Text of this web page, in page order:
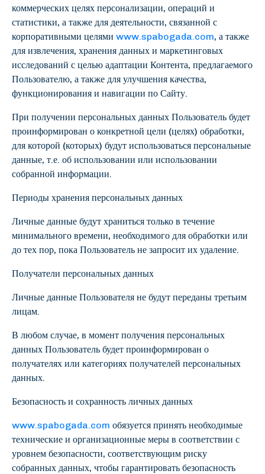
коммерческих целях персонализации, операций и
статистики, а также для деятельности, связанной с
корпоративными целями www.spabogada.com, а также
для извлечения, хранения данных и маркетинговых
исследований с целью адаптации Контента, предлагаемого
Пользователю, а также для улучшения качества,
функционирования и навигации по Сайту.
При получении персональных данных Пользователь будет
проинформирован о конкретной цели (целях) обработки,
для которой (которых) будут использоваться персональные
данные, т.е. об использовании или использовании
собранной информации.
Периоды хранения персональных данных
Личные данные будут храниться только в течение
минимального времени, необходимого для обработки или
до тех пор, пока Пользователь не запросит их удаление.
Получатели персональных данных
Личные данные Пользователя не будут переданы третьим
лицам.
В любом случае, в момент получения персональных
данных Пользователь будет проинформирован о
получателях или категориях получателей персональных
данных.
Безопасность и сохранность личных данных
www.spabogada.com обязуется принять необходимые
технические и организационные меры в соответствии с
уровнем безопасности, соответствующим риску
собранных данных, чтобы гарантировать безопасность